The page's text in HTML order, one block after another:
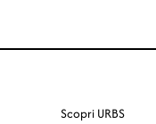
Scopri URBS